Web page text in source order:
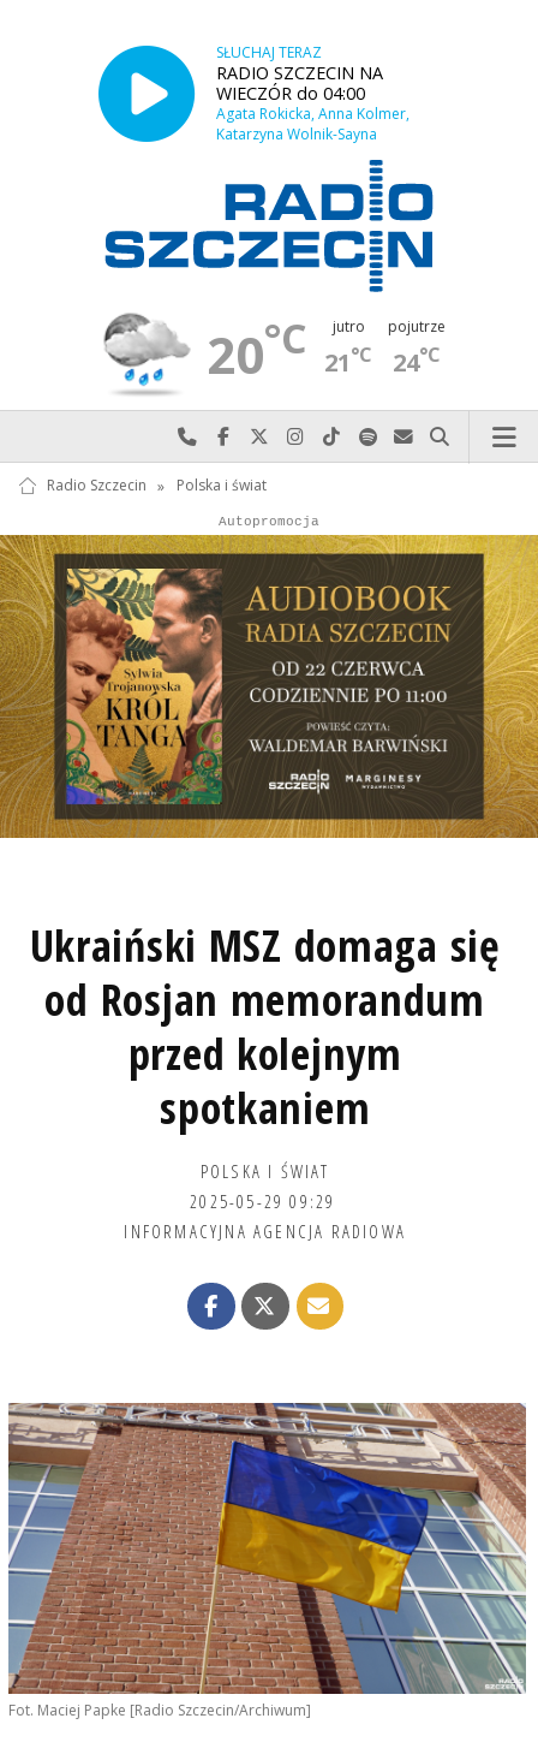
SŁUCHAJ TERAZ
RADIO SZCZECIN NA
WIECZÓR do 04:00
Agata Rokicka, Anna Kolmer,
Katarzyna Wolnik-Sayna
20°C jutro
21°C
pojutrze
24°C
Najlepiej po prostu do nas zadzwoń
Odwiedź nas na Facebook-u
Odwiedź nas na X
Odwiedź nas na Instagram-ie
Odwiedź nas na TikTok-u
Szukaj nas na Spotify
Wyślij do nas
Szukaj
Radio Szczecin » Polska i świat
Autopromocja
Autopromocja
Ukraiński MSZ domaga się
od Rosjan memorandum
przed kolejnym
spotkaniem
POLSKA I ŚWIAT
2025-05-29 09:29
INFORMACYJNA AGENCJA RADIOWA
Fot. Maciej Papke [Radio Szczecin/Archiwum]